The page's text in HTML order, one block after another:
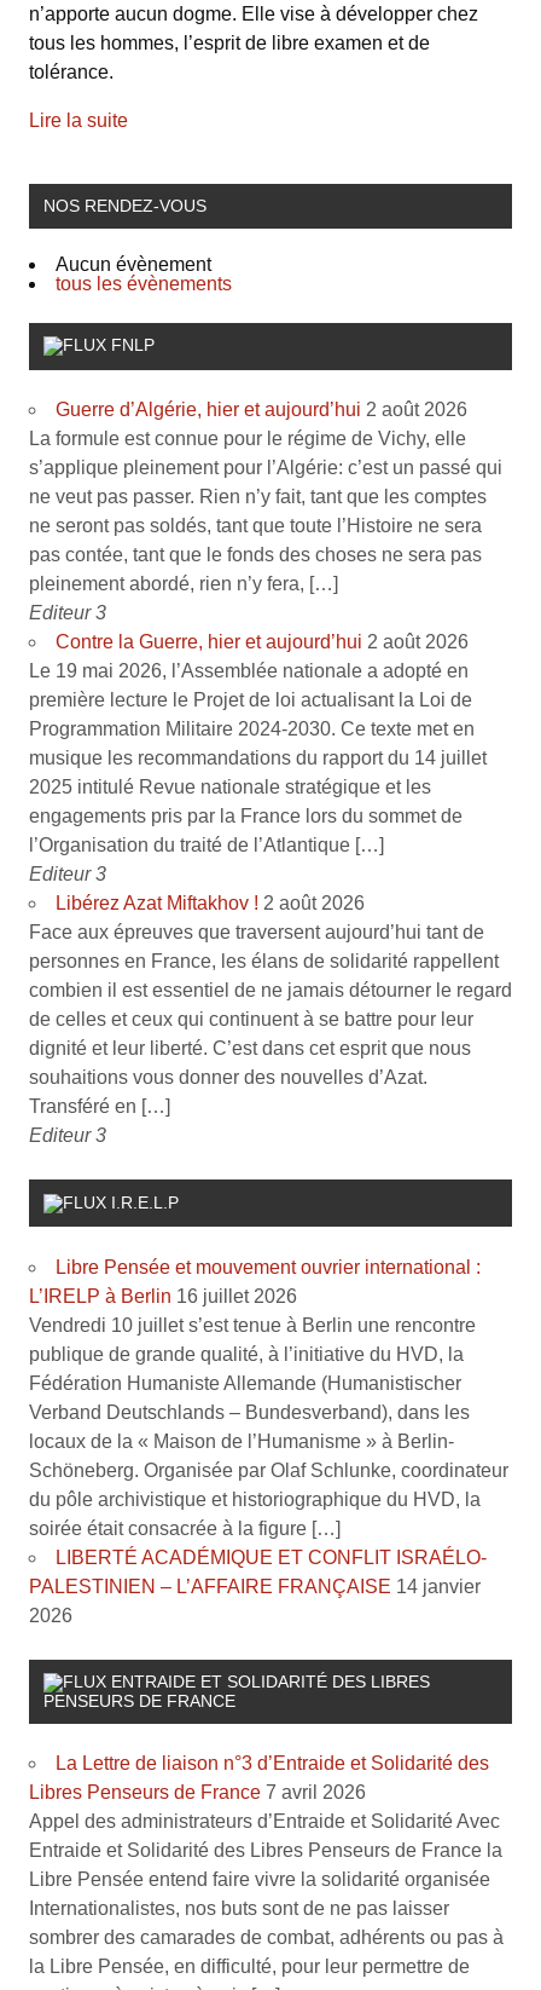
n’apporte aucun dogme. Elle vise à développer chez
tous les hommes, l’esprit de libre examen et de
tolérance.
Lire la suite
NOS RENDEZ-VOUS
Aucun évènement
tous les évènements
FNLP
Guerre d’Algérie, hier et aujourd’hui 2 août 2026
La formule est connue pour le régime de Vichy, elle
s’applique pleinement pour l’Algérie: c’est un passé qui
ne veut pas passer. Rien n’y fait, tant que les comptes
ne seront pas soldés, tant que toute l’Histoire ne sera
pas contée, tant que le fonds des choses ne sera pas
pleinement abordé, rien n’y fera, […]
Editeur 3
Contre la Guerre, hier et aujourd’hui 2 août 2026
Le 19 mai 2026, l’Assemblée nationale a adopté en
première lecture le Projet de loi actualisant la Loi de
Programmation Militaire 2024-2030. Ce texte met en
musique les recommandations du rapport du 14 juillet
2025 intitulé Revue nationale stratégique et les
engagements pris par la France lors du sommet de
l’Organisation du traité de l’Atlantique […]
Editeur 3
Libérez Azat Miftakhov ! 2 août 2026
Face aux épreuves que traversent aujourd’hui tant de
personnes en France, les élans de solidarité rappellent
combien il est essentiel de ne jamais détourner le regard
de celles et ceux qui continuent à se battre pour leur
dignité et leur liberté. C’est dans cet esprit que nous
souhaitions vous donner des nouvelles d’Azat.
Transféré en […]
Editeur 3
I.R.E.L.P
Libre Pensée et mouvement ouvrier international :
L’IRELP à Berlin 16 juillet 2026
Vendredi 10 juillet s’est tenue à Berlin une rencontre
publique de grande qualité, à l’initiative du HVD, la
Fédération Humaniste Allemande (Humanistischer
Verband Deutschlands – Bundesverband), dans les
locaux de la « Maison de l’Humanisme » à Berlin-
Schöneberg. Organisée par Olaf Schlunke, coordinateur
du pôle archivistique et historiographique du HVD, la
soirée était consacrée à la figure […]
LIBERTÉ ACADÉMIQUE ET CONFLIT ISRAÉLO-
PALESTINIEN – L’AFFAIRE FRANÇAISE 14 janvier
2026
ENTRAIDE ET SOLIDARITÉ DES LIBRES
PENSEURS DE FRANCE
La Lettre de liaison n°3 d’Entraide et Solidarité des
Libres Penseurs de France 7 avril 2026
Appel des administrateurs d’Entraide et Solidarité Avec
Entraide et Solidarité des Libres Penseurs de France la
Libre Pensée entend faire vivre la solidarité organisée
Internationalistes, nos buts sont de ne pas laisser
sombrer des camarades de combat, adhérents ou pas à
la Libre Pensée, en difficulté, pour leur permettre de